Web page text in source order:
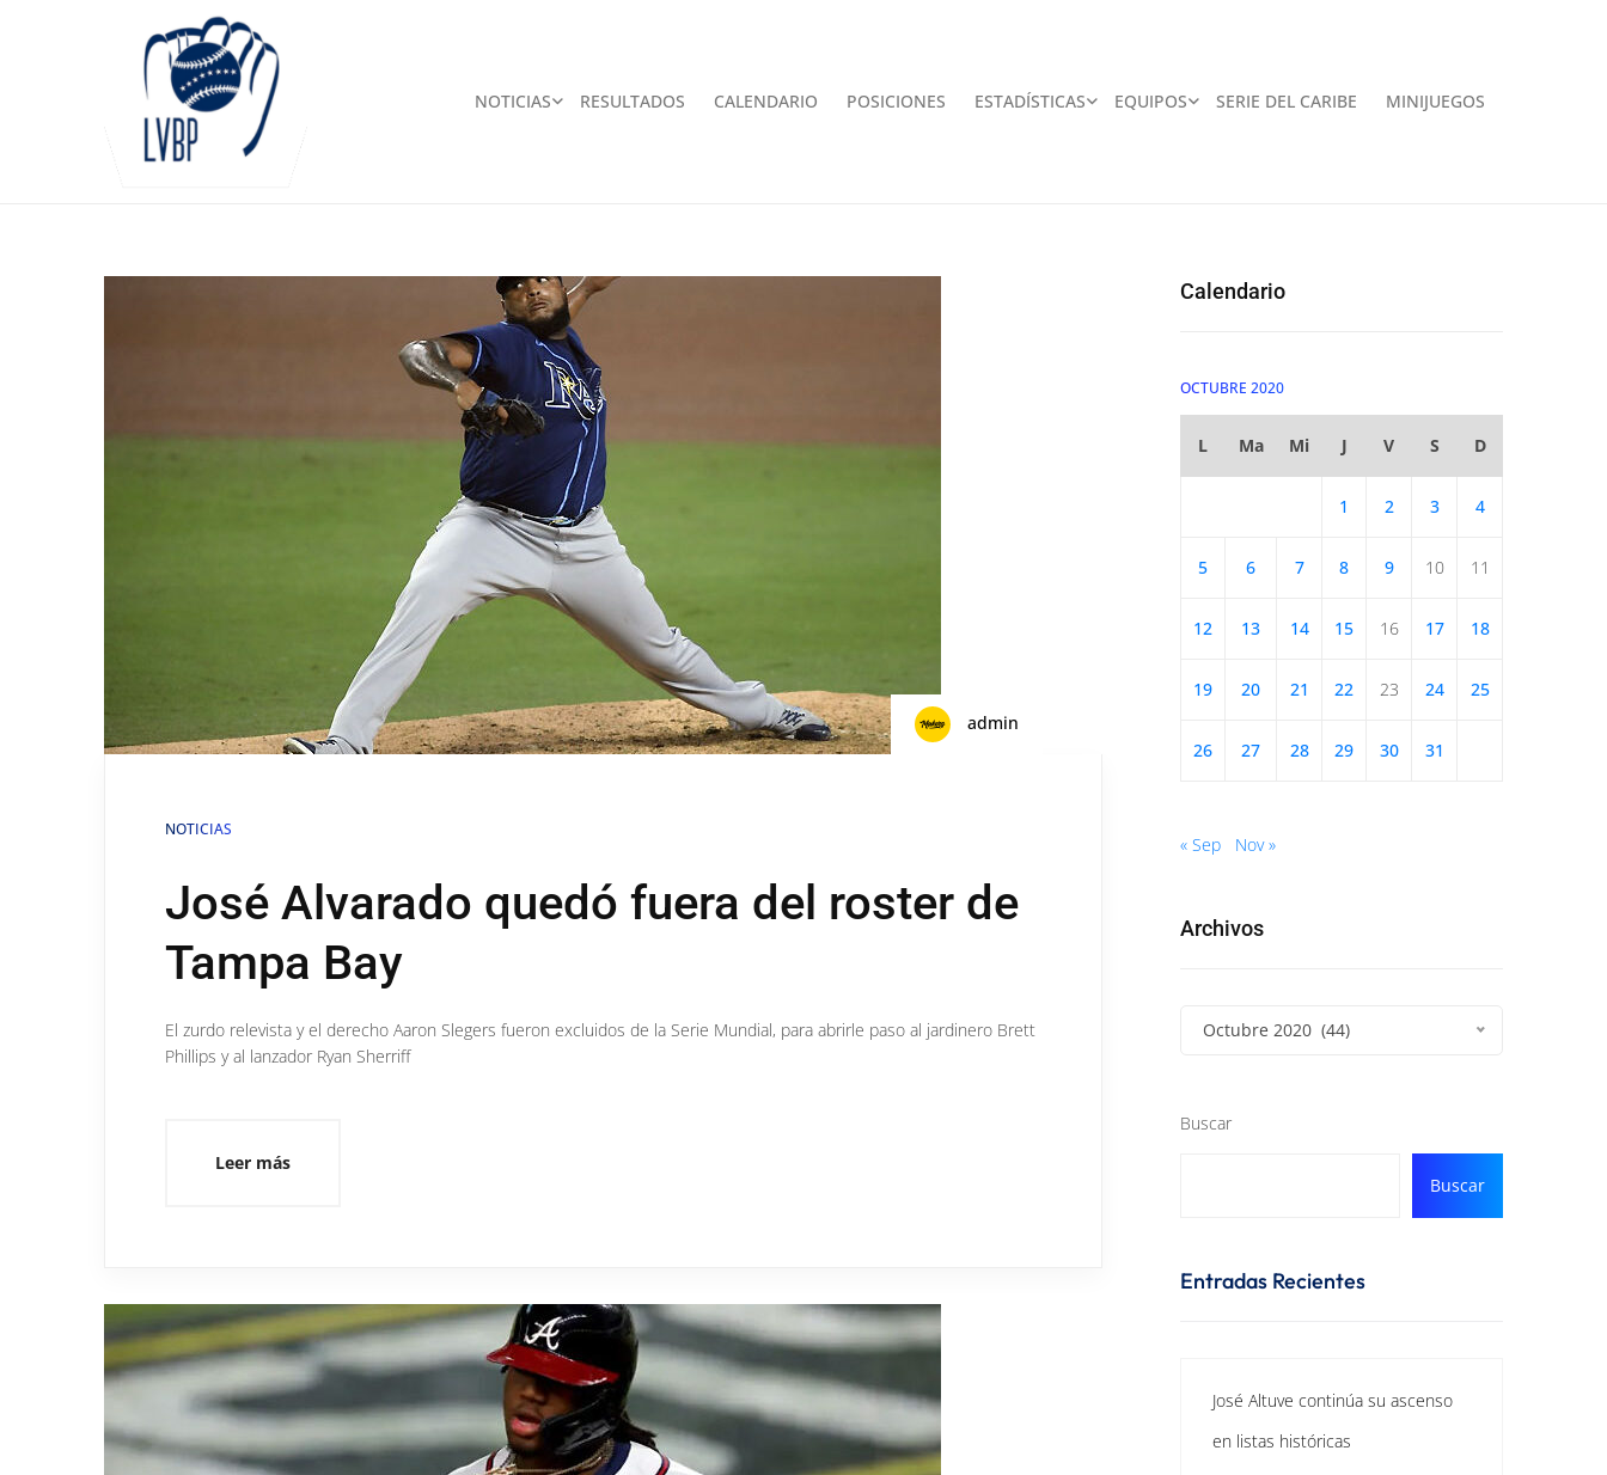
NOTICIAS RESULTADOS CALENDARIO POSICIONES ESTADÍSTICAS EQUIPOS SERIE DEL CARIBE MINIJUEGOS
admin
NOTICIAS
José Alvarado quedó fuera del roster de
Tampa Bay
El zurdo relevista y el derecho Aaron Slegers fueron excluidos de la Serie Mundial, para abrirle paso al jardinero Brett
Phillips y al lanzador Ryan Sherriff
Leer más
Calendario
OCTUBRE 2020
L Ma Mi J V S D
1 2 3 4
5 6 7 8 9 10 11
12 13 14 15 16 17 18
19 20 21 22 23 24 25
26 27 28 29 30 31
« Sep Nov »
Archivos
Octubre 2020 (44)
Buscar
Buscar
Entradas Recientes
José Altuve continúa su ascenso
en listas históricas